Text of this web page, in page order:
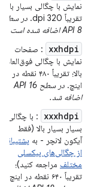
نمایش با چگالی بسیار بالا؛
تقریباً 320 dpi.
در سطح
API 8 اضافه شده است.
xxhdpi
: صفحات
نمایش با چگالی فوق‌العاده
بالا؛ تقریباً ۴۸۰ نقطه در
اینچ.
در سطح API 16
اضافه شد.
xxxhdpi
: با چگالی
بسیار بسیار بالا (فقط
آیکون لانچر - به پشتیبانی
از چگالی‌های پیکسلی
مختلف مراجعه کنید)؛
تقریباً ۶۴۰ نقطه در اینچ.